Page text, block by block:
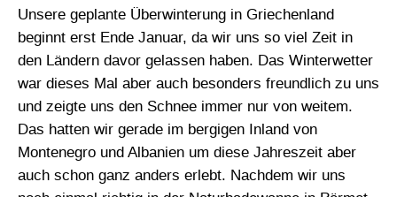
Unsere geplante Überwinterung in Griechenland
beginnt erst Ende Januar, da wir uns so viel Zeit in
den Ländern davor gelassen haben. Das Winterwetter
war dieses Mal aber auch besonders freundlich zu uns
und zeigte uns den Schnee immer nur von weitem.
Das hatten wir gerade im bergigen Inland von
Montenegro und Albanien um diese Jahreszeit aber
auch schon ganz anders erlebt. Nachdem wir uns